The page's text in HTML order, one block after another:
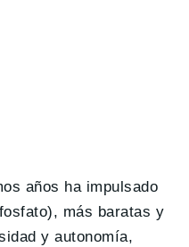
años ha impulsado
más baratas y
y autonomía,